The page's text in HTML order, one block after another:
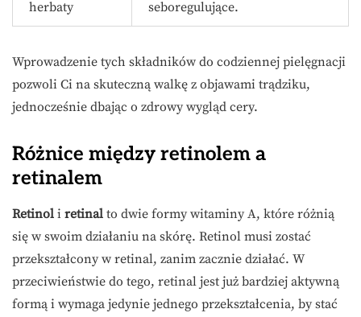
herbaty
seboregulujące.
Wprowadzenie tych składników do codziennej pielęgnacji
pozwoli Ci na skuteczną walkę z objawami trądziku,
jednocześnie dbając o zdrowy wygląd cery.
Różnice między retinolem a
retinalem
Retinol i retinal to dwie formy witaminy A, które różnią
się w swoim działaniu na skórę. Retinol musi zostać
przekształcony w retinal, zanim zacznie działać. W
przeciwieństwie do tego, retinal jest już bardziej aktywną
formą i wymaga jedynie jednego przekształcenia, by stać